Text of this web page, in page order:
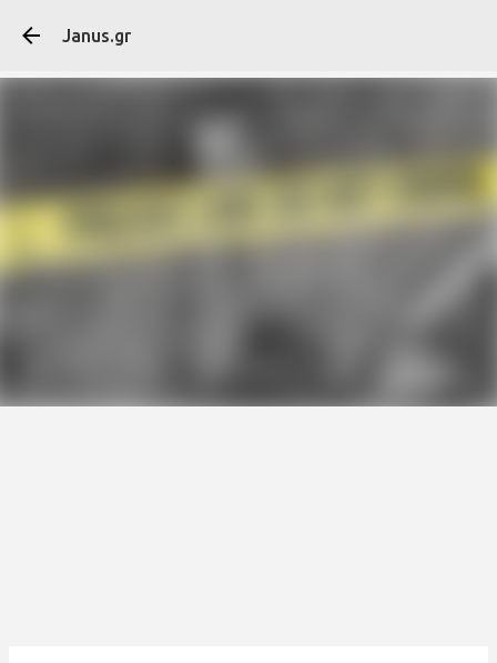
Janus.gr